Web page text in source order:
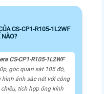
CS-CP1-R105-1L2WF
CS-CP1-R105-1L2WF
góc quan sát 105 độ,
hình ảnh sắc nét với công
tích hợp ống kính